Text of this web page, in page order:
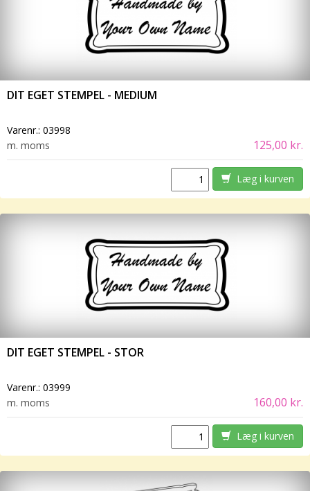
DIT EGET STEMPEL - MEDIUM
Varenr.: 03998
m. moms
125,00 kr.
Læg i kurven
DIT EGET STEMPEL - STOR
Varenr.: 03999
m. moms
160,00 kr.
Læg i kurven